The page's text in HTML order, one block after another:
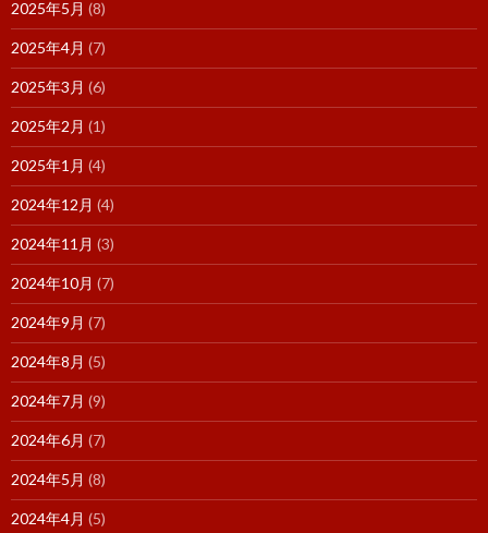
2025年5月 (8)
2025年4月 (7)
2025年3月 (6)
2025年2月 (1)
2025年1月 (4)
2024年12月 (4)
2024年11月 (3)
2024年10月 (7)
2024年9月 (7)
2024年8月 (5)
2024年7月 (9)
2024年6月 (7)
2024年5月 (8)
2024年4月 (5)